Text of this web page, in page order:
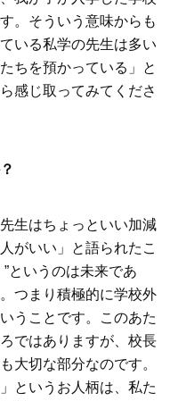
。そういう意味からも
いる私学の先生は多い
ちを預かっている」と
感じ取ってみてくださ
？
生はちょっといい加減
がいい」と語られたこ
というのは未来であ
つまり積極的に学校外
うことです。このあた
ではありますが、校長
大切な部分なのです。
というお人柄は、私た